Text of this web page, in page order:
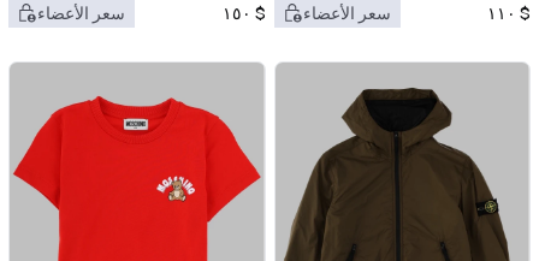
$ ١١٠ سعر الأعضاء $ ١٥٠ سعر الأعضاء